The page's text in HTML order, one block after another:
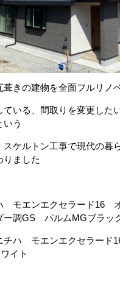
葺きの建物を全面フルリノ
ている、間取りを変更した
う
スケルトン工事で現代の暮
りました
モエンエクセラード16
調GS パルムMGブラッ
チハ モエンエクセラー
イト